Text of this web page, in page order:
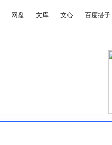
网盘 文库 文心 百度搭子